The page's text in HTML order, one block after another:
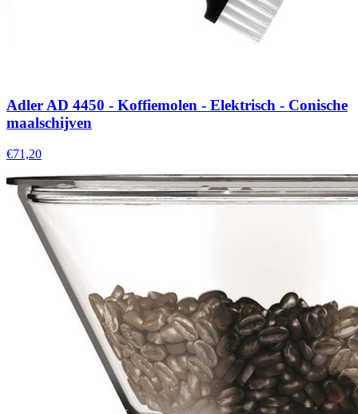
Adler AD 4450 - Koffiemolen - Elektrisch - Conische
maalschijven
€71,20